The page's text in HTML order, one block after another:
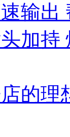
输出
加持
的理